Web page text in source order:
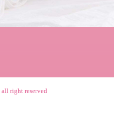
all right reserved